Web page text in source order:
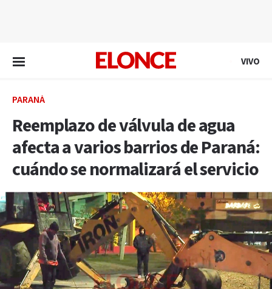
VIVO
PARANÁ
Reemplazo de válvula de agua
afecta a varios barrios de Paraná:
cuándo se normalizará el servicio